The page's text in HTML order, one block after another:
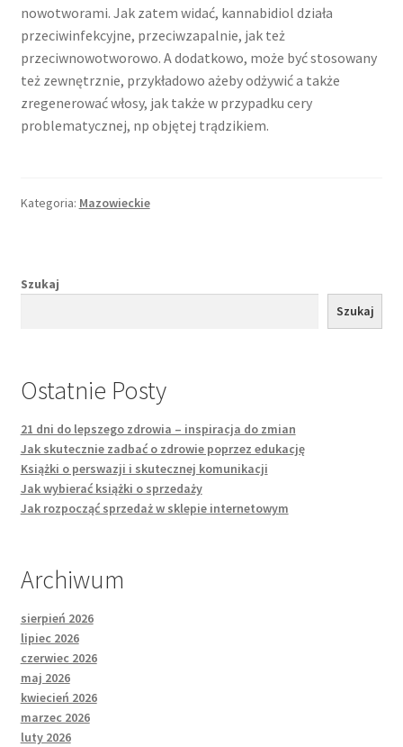
nowotworami. Jak zatem widać, kannabidiol działa
przeciwinfekcyjne, przeciwzapalnie, jak też
przeciwnowotworowo. A dodatkowo, może być stosowany
też zewnętrznie, przykładowo ażeby odżywić a także
zregenerować włosy, jak także w przypadku cery
problematycznej, np objętej trądzikiem.
Kategoria: Mazowieckie
Szukaj
Szukaj
Ostatnie Posty
21 dni do lepszego zdrowia – inspiracja do zmian
Jak skutecznie zadbać o zdrowie poprzez edukację
Książki o perswazji i skutecznej komunikacji
Jak wybierać książki o sprzedaży
Jak rozpocząć sprzedaż w sklepie internetowym
Archiwum
sierpień 2026
lipiec 2026
czerwiec 2026
maj 2026
kwiecień 2026
marzec 2026
luty 2026